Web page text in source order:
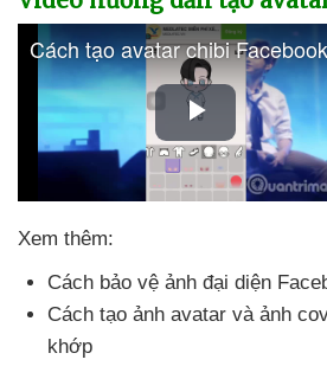
Xem thêm:
Cách bảo vệ ảnh đại diện
Cách tạo ảnh avatar và ảnh
khớp